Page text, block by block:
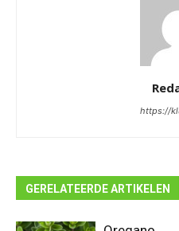
https://
GERELATEERDE ARTIKELEN